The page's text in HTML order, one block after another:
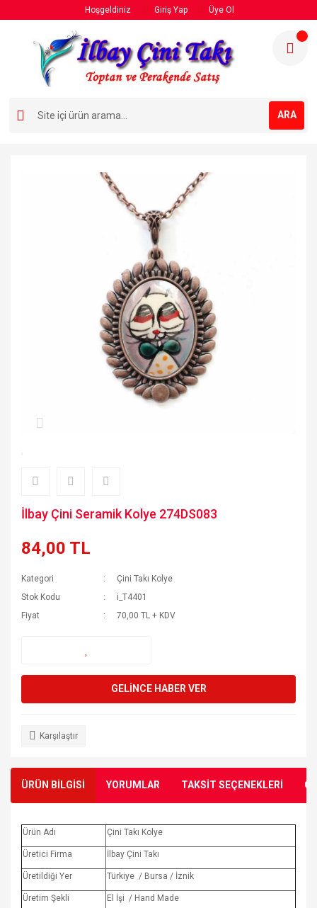
Hoşgeldiniz Giriş Yap Üye Ol
ARA
İlbay Çini Seramik Kolye 274DS083
84,00 TL
Kategori
Çini Takı Kolye
Stok Kodu
i_T4401
Fiyat
70,00 TL + KDV
GELİNCE HABER VER
Karşılaştır
ÜRÜN BİLGİSİ YORUMLAR TAKSİT SEÇENEKLERİ
Ürün Adı Çini Takı Kolye
Üretici Firma İlbay Çini Takı
Üretildiği Yer Türkiye / Bursa / İznik
Üretim Şekli El İşi / Hand Made